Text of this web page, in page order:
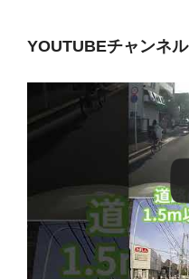
YOUTUBEチャンネル